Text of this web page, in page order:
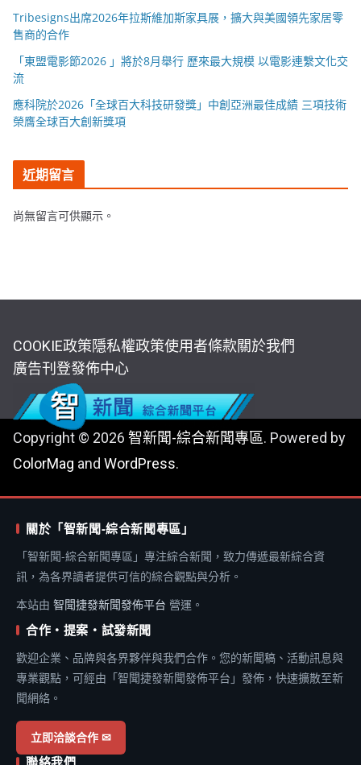
Tribesigns出席2026年拉斯維加斯家具展，擴大與美國領先家居零
售商的合作
「東盟電影節2026 」將於8月舉行 歷來最大規模 以電影連繫文化交
流
應科院於2026「全球百大科技研發獎」中創亞洲最佳成績 三項技術
榮膺全球百大創新獎項
近期留言
尚無留言可供顯示。
COOKIE政策隱私權政策使用者條款關於我們
廣告刊登發佈中心
Copyright © 2026 智新聞-綜合新聞專區. Powered by
ColorMag and WordPress.
關於「智新聞-綜合新聞專區」
「智新聞-綜合新聞專區」專注綜合新聞，致力傳遞最新綜合資
訊，為各界讀者提供可信的綜合觀點與分析。
本站由 智聞捷發新聞發佈平台 營運。
合作・提案・試發新聞
歡迎企業、品牌與各界夥伴與我們合作。您的新聞稿、活動訊息與
專業觀點，可經由「智聞捷發新聞發佈平台」發佈，快速擴散至新
聞網絡。
立即洽談合作 ✉